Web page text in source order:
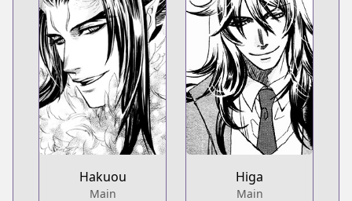
Hakuou
Main
Higa
Main